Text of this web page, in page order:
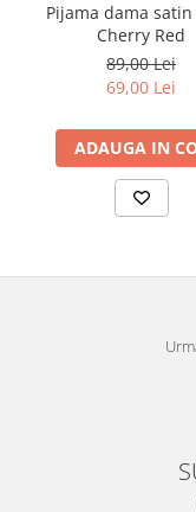
Pijama dama
Cherry Red
89,00 Lei
69,00 Lei
ADAUGA IN